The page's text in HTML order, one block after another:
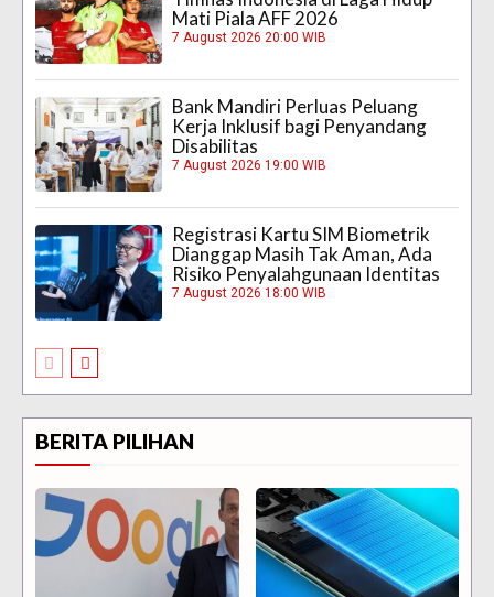
Mati Piala AFF 2026
7 August 2026 20:00 WIB
Bank Mandiri Perluas Peluang
Kerja Inklusif bagi Penyandang
Disabilitas
7 August 2026 19:00 WIB
Registrasi Kartu SIM Biometrik
Dianggap Masih Tak Aman, Ada
Risiko Penyalahgunaan Identitas
7 August 2026 18:00 WIB
BERITA PILIHAN